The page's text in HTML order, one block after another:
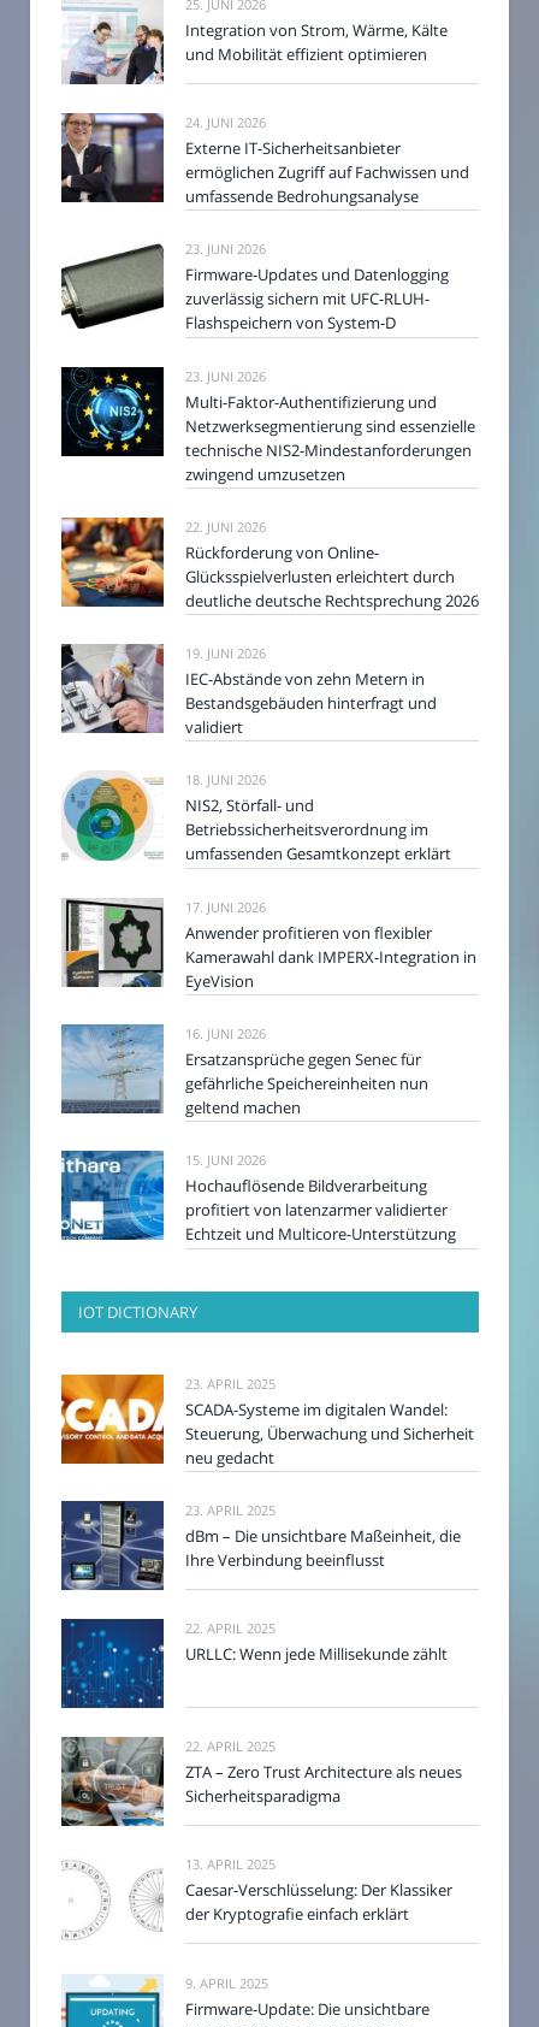
25. JUNI 2026
Integration von Strom, Wärme, Kälte
und Mobilität effizient optimieren
24. JUNI 2026
Externe IT-Sicherheitsanbieter
ermöglichen Zugriff auf Fachwissen und
umfassende Bedrohungsanalyse
23. JUNI 2026
Firmware-Updates und Datenlogging
zuverlässig sichern mit UFC-RLUH-
Flashspeichern von System-D
23. JUNI 2026
Multi-Faktor-Authentifizierung und
Netzwerksegmentierung sind essenzielle
technische NIS2-Mindestanforderungen
zwingend umzusetzen
22. JUNI 2026
Rückforderung von Online-
Glücksspielverlusten erleichtert durch
deutliche deutsche Rechtsprechung 2026
19. JUNI 2026
IEC-Abstände von zehn Metern in
Bestandsgebäuden hinterfragt und
validiert
18. JUNI 2026
NIS2, Störfall- und
Betriebssicherheitsverordnung im
umfassenden Gesamtkonzept erklärt
17. JUNI 2026
Anwender profitieren von flexibler
Kamerawahl dank IMPERX-Integration in
EyeVision
16. JUNI 2026
Ersatzansprüche gegen Senec für
gefährliche Speichereinheiten nun
geltend machen
15. JUNI 2026
Hochauflösende Bildverarbeitung
profitiert von latenzarmer validierter
Echtzeit und Multicore-Unterstützung
IOT DICTIONARY
23. APRIL 2025
SCADA-Systeme im digitalen Wandel:
Steuerung, Überwachung und Sicherheit
neu gedacht
23. APRIL 2025
dBm – Die unsichtbare Maßeinheit, die
Ihre Verbindung beeinflusst
22. APRIL 2025
URLLC: Wenn jede Millisekunde zählt
22. APRIL 2025
ZTA – Zero Trust Architecture als neues
Sicherheitsparadigma
13. APRIL 2025
Caesar-Verschlüsselung: Der Klassiker
der Kryptografie einfach erklärt
9. APRIL 2025
Firmware-Update: Die unsichtbare